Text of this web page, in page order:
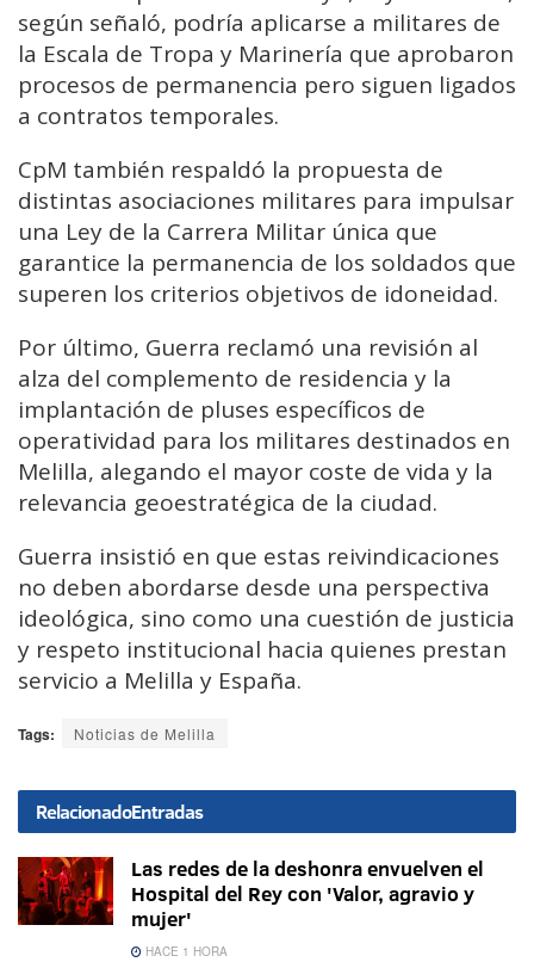
según señaló, podría aplicarse a militares de
la Escala de Tropa y Marinería que aprobaron
procesos de permanencia pero siguen ligados
a contratos temporales.
CpM también respaldó la propuesta de
distintas asociaciones militares para impulsar
una Ley de la Carrera Militar única que
garantice la permanencia de los soldados que
superen los criterios objetivos de idoneidad.
Por último, Guerra reclamó una revisión al
alza del complemento de residencia y la
implantación de pluses específicos de
operatividad para los militares destinados en
Melilla, alegando el mayor coste de vida y la
relevancia geoestratégica de la ciudad.
Guerra insistió en que estas reivindicaciones
no deben abordarse desde una perspectiva
ideológica, sino como una cuestión de justicia
y respeto institucional hacia quienes prestan
servicio a Melilla y España.
Tags: Noticias de Melilla
RelacionadoEntradas
Las redes de la deshonra envuelven el
Hospital del Rey con 'Valor, agravio y
mujer'
HACE 1 HORA